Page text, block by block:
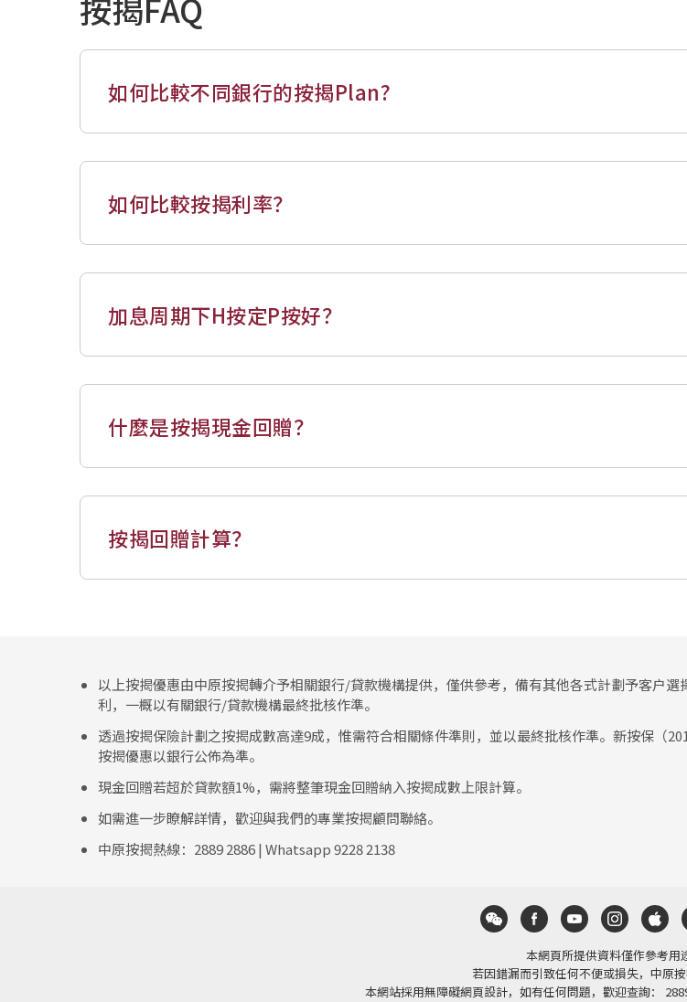
如何比較不同銀行的按揭Plan?
如何比較按揭利率？
加息周期下H按定P按好？
什麼是按揭現金回贈？
按揭回贈計算？
以上按揭優惠由中原按揭轉介予相關銀行/貸款機構提供，僅供參考，備有其他各式計劃予客户
利，一概以有關銀行/貸款機構最終批核作準。
透過按揭保險計劃之按揭成數高達9成，惟需符合相關條件準則，並以最終批核作準。新按保（
按揭優惠以銀行公佈為準。
現金回贈若超於貸款額1%，需將整筆現金回贈納入按揭成數上限計算。
如需進一步瞭解詳情，歡迎與我們的專業按揭顧問聯絡。
中原按揭熱線：2889 2886 | Whatsapp 9228 2138
本網頁所提供資料僅作參考用
若因錯漏而引致任何不便或損失，中原按
本網站採用無障礙網頁設計，如有任何問題，歡迎查詢：